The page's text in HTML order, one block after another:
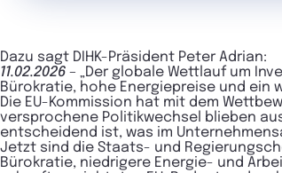
Dazu sagt DIHK-Präsident Peter Adrian:
11.02.2026 – „Der globale Wettlauf um
Bürokratie, hohe Energiepreise und
Die EU-Kommission hat mit dem
versprochene Politikwechsel blieben
entscheidend ist, was im
Jetzt sind die Staats- und
Bürokratie, niedrigere Energie- und